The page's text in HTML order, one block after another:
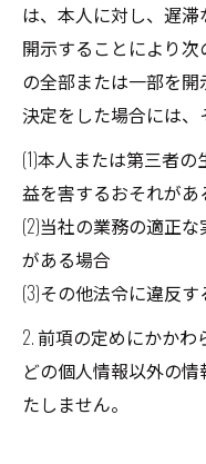
は、本人に対し、遅滞
開示することにより
の全部または一部を
決定をした場合には、
(1)本人または第三者
益を害するおそれがあ
(2)当社の業務の適正
がある場合
(3)その他法令に違反
2. 前項の定めにかか
どの個人情報以外の
たしません。